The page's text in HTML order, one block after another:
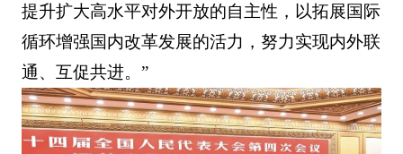
提升扩大高水平对外开放的自主性，以拓展国际
循环增强国内改革发展的活力，努力实现内外联
通、互促共进。”